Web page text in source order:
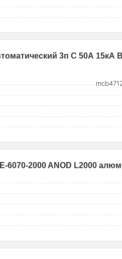
3п C 50А 15кА
6070-2000 ANOD L2000